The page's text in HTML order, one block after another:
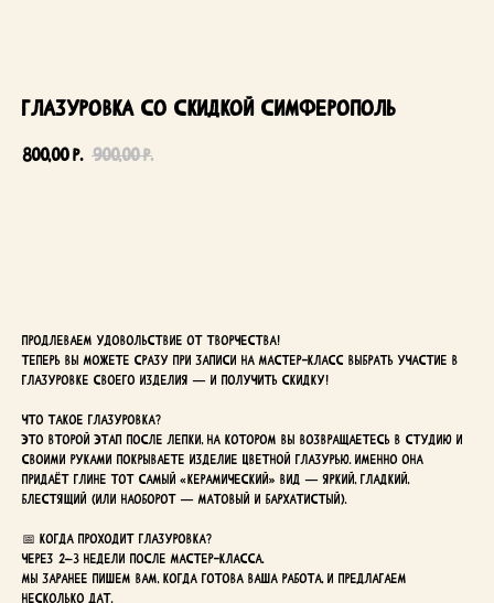
Глазуровка со скидкой Симферополь
800,00 р. 900,00 р.
Продлеваем удовольствие от творчества!
Теперь вы можете сразу при записи на мастер-класс выбрать участие в
глазуровке своего изделия — и получить скидку!
Что такое глазуровка?
Это второй этап после лепки, на котором вы возвращаетесь в студию и
своими руками покрываете изделие цветной глазурью. Именно она
придаёт глине тот самый «керамический» вид — яркий, гладкий,
блестящий (или наоборот — матовый и бархатистый).
📅 Когда проходит глазуровка?
Через 2–3 недели после мастер-класса.
Мы заранее пишем вам, когда готова ваша работа, и предлагаем
несколько дат.